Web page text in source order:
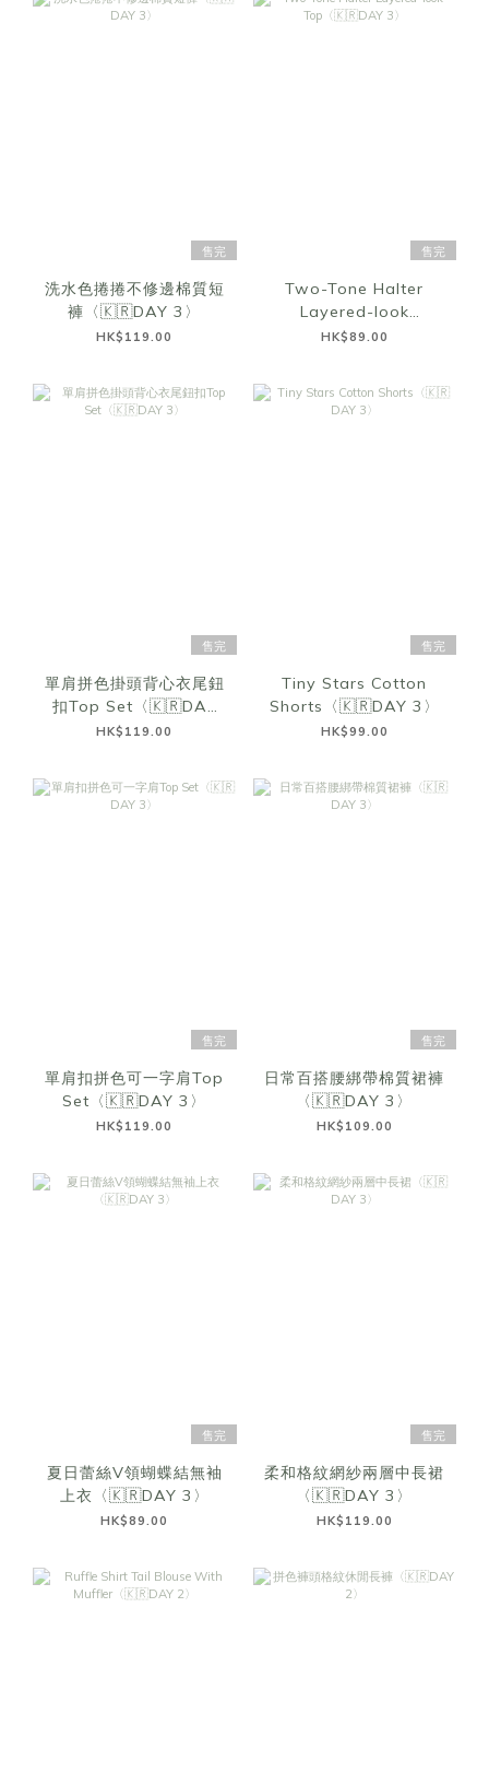
售完
洗水色捲捲不修邊棉質短
褲〈🇰🇷DAY 3〉
HK$119.00
售完
Two-Tone Halter
Layered-look
Top〈🇰🇷DAY 3〉
HK$89.00
售完
單肩拼色掛頭背心衣尾鈕
扣Top Set〈🇰🇷DAY
3〉
HK$119.00
售完
Tiny Stars Cotton
Shorts〈🇰🇷DAY 3〉
HK$99.00
售完
單肩扣拼色可一字肩Top
Set〈🇰🇷DAY 3〉
HK$119.00
售完
日常百搭腰綁帶棉質裙褲
〈🇰🇷DAY 3〉
HK$109.00
售完
夏日蕾絲V領蝴蝶結無袖
上衣〈🇰🇷DAY 3〉
HK$89.00
售完
柔和格紋網紗兩層中長裙
〈🇰🇷DAY 3〉
HK$119.00